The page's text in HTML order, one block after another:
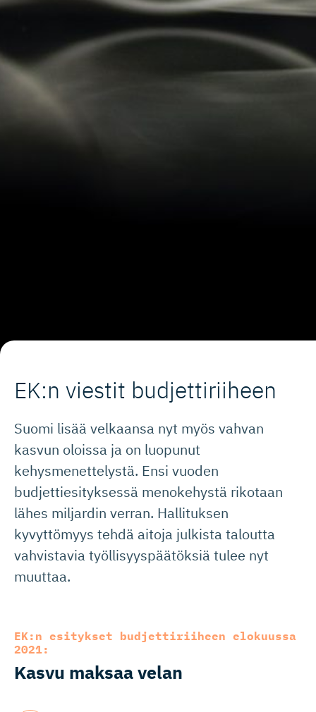
EK:n viestit budjettiriiheen
Suomi lisää velkaansa nyt myös vahvan
kasvun oloissa ja on luopunut
kehysmenettelystä. Ensi vuoden
budjettiesityksessä menokehystä rikotaan
lähes miljardin verran. Hallituksen
kyvyttömyys tehdä aitoja julkista taloutta
vahvistavia työllisyyspäätöksiä tulee nyt
muuttaa.
EK:n esitykset budjettiriiheen elokuussa
2021:
Kasvu maksaa velan